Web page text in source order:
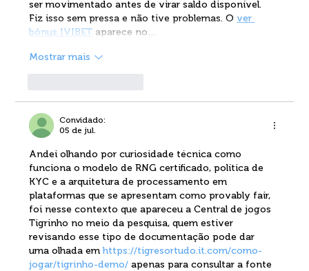
ser movimentado antes de virar saldo disponível.
Fiz isso sem pressa e não tive problemas. O ver
bônus IVIBET aparece no…
Mostrar mais
Convidado:
05 de jul.
Andei olhando por curiosidade técnica como
funciona o modelo de RNG certificado, política de
KYC e a arquitetura de processamento em
plataformas que se apresentam como provably fair,
foi nesse contexto que apareceu a Central de jogos
Tigrinho no meio da pesquisa, quem estiver
revisando esse tipo de documentação pode dar
uma olhada em https://tigresortudo.it.com/como-
jogar/tigrinho-demo/ apenas para consultar a fonte